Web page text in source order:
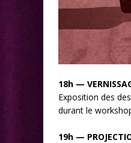
18h —
Exposition des
durant le
19h —